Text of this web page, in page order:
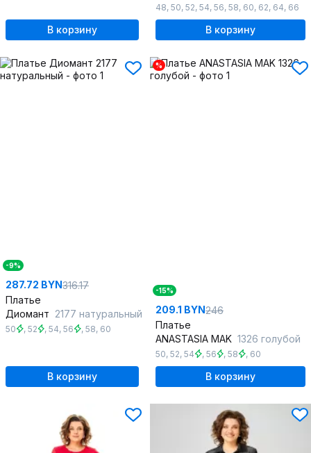
В корзину
48, 50, 52, 54, 56, 58, 60, 62, 64, 66
В корзину
-9%
287.72 BYN316.17
Платье
Диомант 2177 натуральный
50 , 52 , 54, 56 , 58, 60
В корзину
%
-15%
209.1 BYN246
Платье
ANASTASIA MAK 1326 голубой
50, 52, 54 , 56 , 58 , 60
В корзину